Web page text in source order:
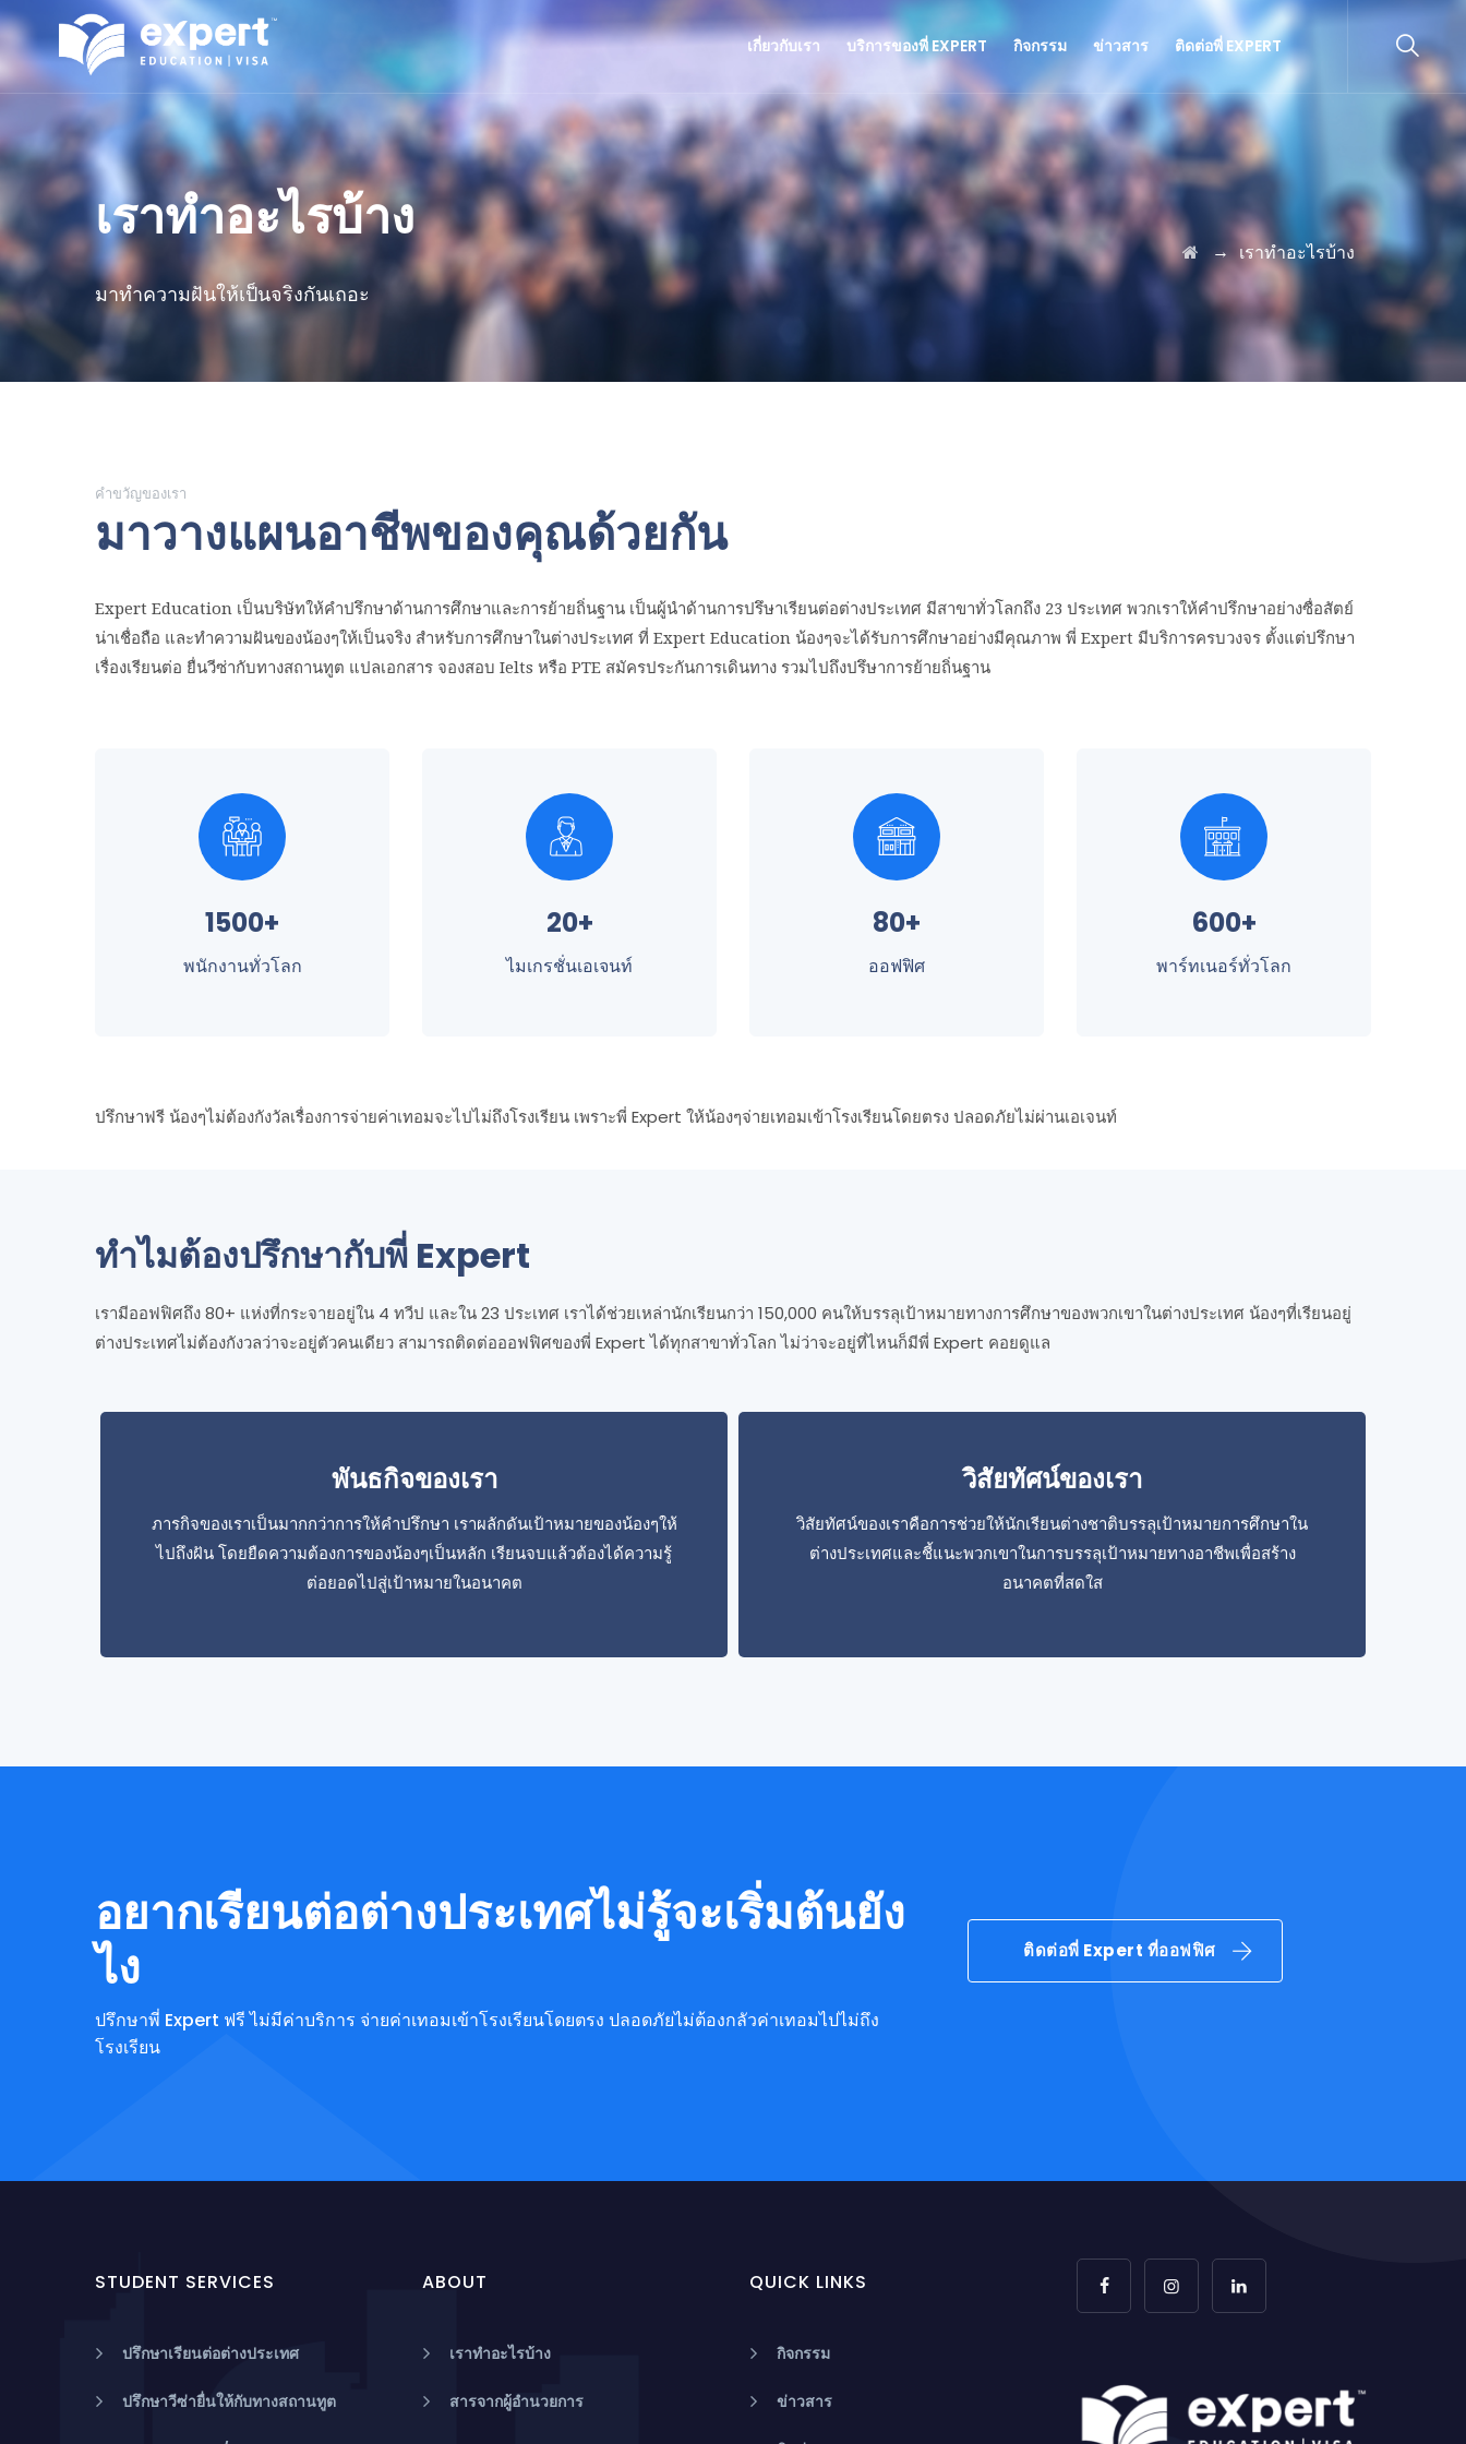
เกี่ยวกับเรา บริการของพี่ EXPERT กิจกรรม ข่าวสาร ติดต่อพี่ EXPERT
เราทำอะไรบ้าง
มาทำความฝันให้เป็นจริงกันเถอะ
→ เราทำอะไรบ้าง
คำขวัญของเรา
มาวางแผนอาชีพของคุณด้วยกัน
Expert Education เป็นบริษัทให้คำปรึกษาด้านการศึกษาและการย้ายถิ่นฐาน เป็นผู้นำด้านการปรึษาเรียนต่อต่างประเทศ มีสาขาทั่วโลกถึง 23 ประเทศ พวกเราให้คำปรึกษาอย่างซื่อสัตย์
น่าเชื่อถือ และทำความฝันของน้องๆให้เป็นจริง สำหรับการศึกษาในต่างประเทศ ที่ Expert Education น้องๆจะได้รับการศึกษาอย่างมีคุณภาพ พี่ Expert มีบริการครบวงจร ตั้งแต่ปรึกษา
เรื่องเรียนต่อ ยื่นวีซ่ากับทางสถานทูต แปลเอกสาร จองสอบ Ielts หรือ PTE สมัครประกันการเดินทาง รวมไปถึงปรึษาการย้ายถิ่นฐาน
1500+
พนักงานทั่วโลก
20+
ไมเกรชั่นเอเจนท์
80+
ออฟฟิศ
600+
พาร์ทเนอร์ทั่วโลก
ปรึกษาฟรี น้องๆไม่ต้องกังวัลเรื่องการจ่ายค่าเทอมจะไปไม่ถึงโรงเรียน เพราะพี่ Expert ให้น้องๆจ่ายเทอมเข้าโรงเรียนโดยตรง ปลอดภัยไม่ผ่านเอเจนท์
ทำไมต้องปรึกษากับพี่ Expert
เรามีออฟฟิศถึง 80+ แห่งที่กระจายอยู่ใน 4 ทวีป และใน 23 ประเทศ เราได้ช่วยเหล่านักเรียนกว่า 150,000 คนให้บรรลุเป้าหมายทางการศึกษาของพวกเขาในต่างประเทศ น้องๆที่เรียนอยู่
ต่างประเทศไม่ต้องกังวลว่าจะอยู่ตัวคนเดียว สามารถติดต่อออฟฟิศของพี่ Expert ได้ทุกสาขาทั่วโลก ไม่ว่าจะอยู่ที่ไหนก็มีพี่ Expert คอยดูแล
พันธกิจของเรา
ภารกิจของเราเป็นมากกว่าการให้คำปรึกษา เราผลักดันเป้าหมายของน้องๆให้
ไปถึงฝัน โดยยืดความต้องการของน้องๆเป็นหลัก เรียนจบแล้วต้องได้ความรู้
ต่อยอดไปสู่เป้าหมายในอนาคต
วิสัยทัศน์ของเรา
วิสัยทัศน์ของเราคือการช่วยให้นักเรียนต่างชาติบรรลุเป้าหมายการศึกษาใน
ต่างประเทศและชี้แนะพวกเขาในการบรรลุเป้าหมายทางอาชีพเพื่อสร้าง
อนาคตที่สดใส
อยากเรียนต่อต่างประเทศไม่รู้จะเริ่มต้นยัง
ไง
ปรึกษาพี่ Expert ฟรี ไม่มีค่าบริการ จ่ายค่าเทอมเข้าโรงเรียนโดยตรง ปลอดภัยไม่ต้องกลัวค่าเทอมไปไม่ถึง
โรงเรียน
ติดต่อพี่ Expert ที่ออฟฟิศ
STUDENT SERVICES
ปรึกษาเรียนต่อต่างประเทศ
ปรึกษาวีซ่ายื่นให้กับทางสถานทูต
ABOUT
เราทำอะไรบ้าง
สารจากผู้อำนวยการ
QUICK LINKS
กิจกรรม
ข่าวสาร